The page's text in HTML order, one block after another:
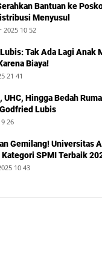
Bantuan ke
Menyusul
2025 10 52
Tak Ada Lagi Anak
Biaya!
21 41
UHC, Hingga Bedah
Lubis
26
Gemilang! Universitas
SPMI Terbaik
10 43